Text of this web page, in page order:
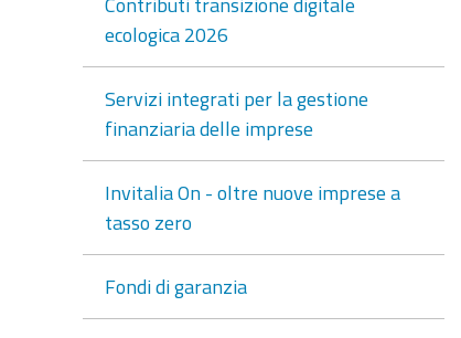
ecologica 2026
Servizi integrati per la gestione
finanziaria delle imprese
Invitalia On - oltre nuove imprese a
tasso zero
Fondi di garanzia